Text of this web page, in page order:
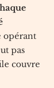
opérant
pas
couvre